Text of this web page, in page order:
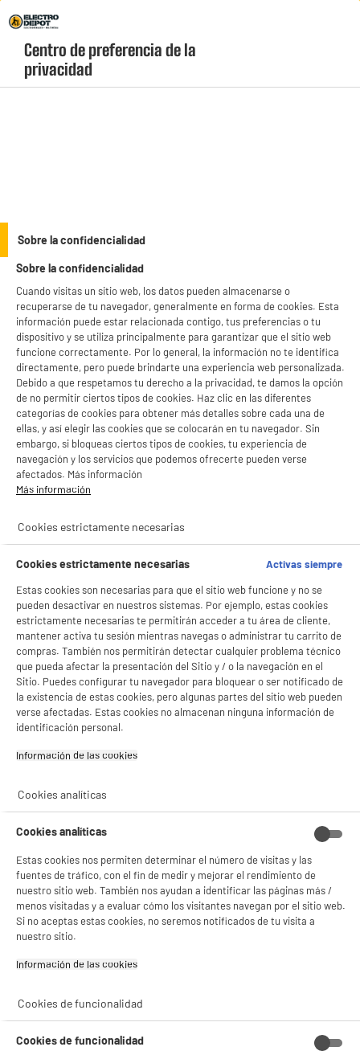
Menú
geolocation-header-icon-text
account
Rechazar todas
BIENVENIDO a ELECTRO
DEPOT
Con el fin de mejorar tu experiencia, y tras tu consentimiento, ELECTRO DEPOT
y sus socios utilizan cookies que procesan tus datos personales para:
- compartir contenido adaptado a tus preferencias
- ofrecer publicidad y comunicaciones personalizadas
- analizar el tráfico en nuestro sitio web Consulta la política de cookies.
Si aceptas, la experiencia será aún mejor. Si no acepta, se utilizarán cookies
gestionando sus cookies.
¡Buena visita!
✔ ACEPTAR TODAS
Centro de preferencia de la
privacidad
Sobre la confidencialidad
Sobre la confidencialidad
Cuando visitas un sitio web, los datos pueden almacenarse o
recuperarse de tu navegador, generalmente en forma de cookies. Esta
información puede estar relacionada contigo, tus preferencias o tu
dispositivo y se utiliza principalmente para garantizar que el sitio web
funcione correctamente. Por lo general, la información no te identifica
directamente, pero puede brindarte una experiencia web personalizada.
Debido a que respetamos tu derecho a la privacidad, te damos la opción
de no permitir ciertos tipos de cookies. Haz clic en las diferentes
categorías de cookies para obtener más detalles sobre cada una de
ellas, y así elegir las cookies que se colocarán en tu navegador. Sin
embargo, si bloqueas ciertos tipos de cookies, tu experiencia de
navegación y los servicios que podemos ofrecerte pueden verse
afectados. Más información
Más información
Cookies estrictamente necesarias
Cookies estrictamente necesarias
Activas siempre
Estas cookies son necesarias para que el sitio web funcione y no se
pueden desactivar en nuestros sistemas. Por ejemplo, estas cookies
estrictamente necesarias te permitirán acceder a tu área de cliente,
mantener activa tu sesión mientras navegas o administrar tu carrito de
compras. También nos permitirán detectar cualquier problema técnico
que pueda afectar la presentación del Sitio y / o la navegación en el
Sitio. Puedes configurar tu navegador para bloquear o ser notificado de
la existencia de estas cookies, pero algunas partes del sitio web pueden
verse afectadas. Estas cookies no almacenan ninguna información de
identificación personal.
Información de las cookies‎
Cookies analíticas
Cookies analíticas
Estas cookies nos permiten determinar el número de visitas y las
fuentes de tráfico, con el fin de medir y mejorar el rendimiento de
nuestro sitio web. También nos ayudan a identificar las páginas más /
menos visitadas y a evaluar cómo los visitantes navegan por el sitio web.
Si no aceptas estas cookies, no seremos notificados de tu visita a
nuestro sitio.
Información de las cookies‎
Cookies de funcionalidad
Cookies de funcionalidad